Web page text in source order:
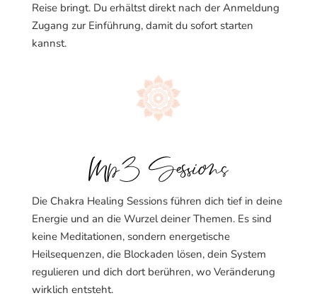
Reise bringt. Du erhältst direkt nach der Anmeldung
Zugang zur Einführung, damit du sofort starten
kannst.
Mp3 Sessions
Die Chakra Healing Sessions führen dich tief in deine
Energie und an die Wurzel deiner Themen. Es sind
keine Meditationen, sondern energetische
Heilsequenzen, die Blockaden lösen, dein System
regulieren und dich dort berühren, wo Veränderung
wirklich entsteht.